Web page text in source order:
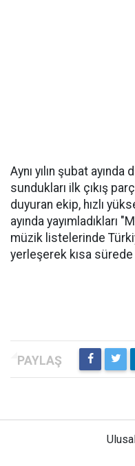
Aynı yılın şubat
sundukları ilk çıkış
duyuran ekip, hızlı
ayında yayımladıkları
müzik listelerinde
yerleşerek kısa sürede